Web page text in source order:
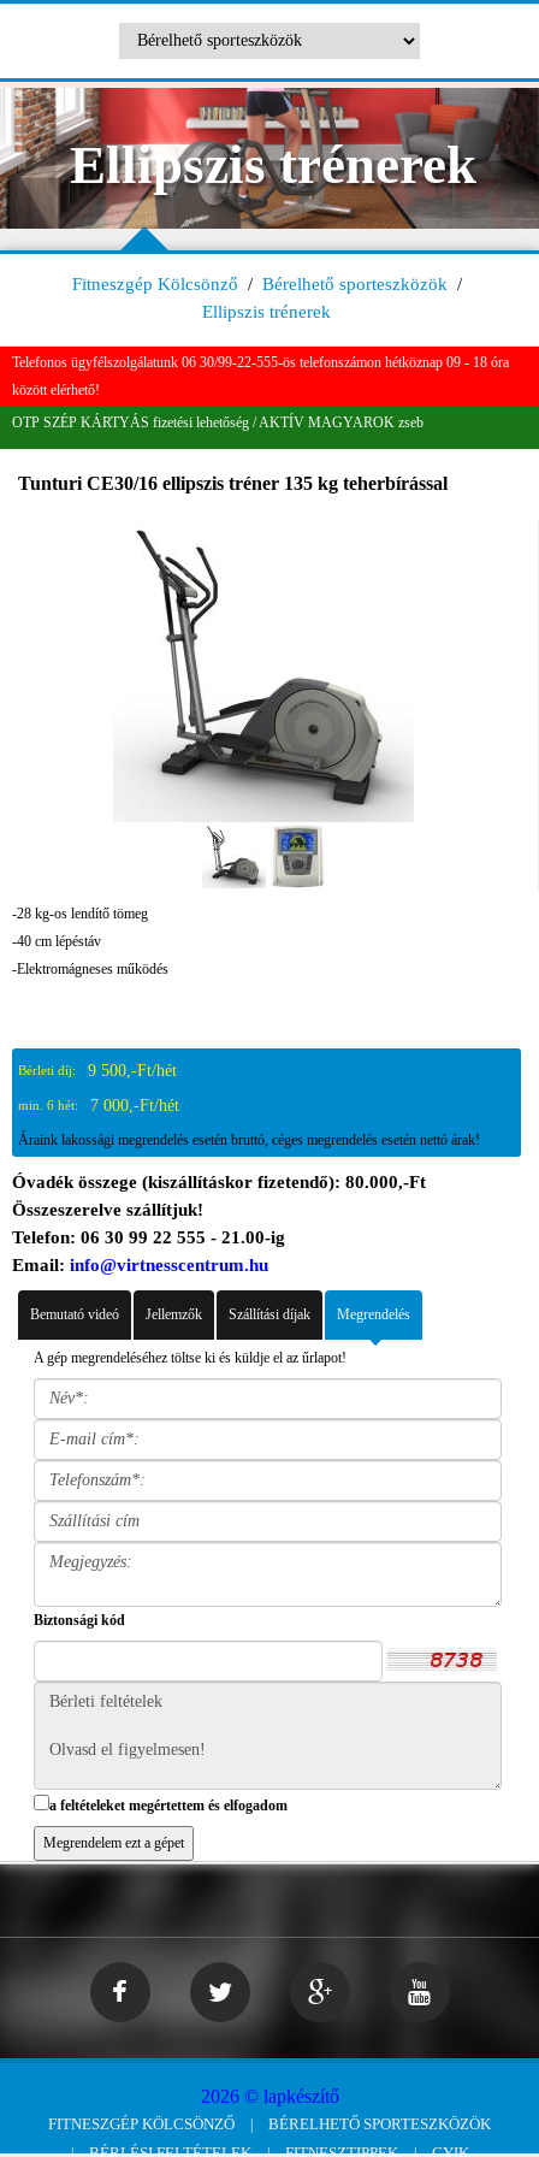
Ellipszis trénerek
Fitneszgép Kölcsönző / Bérelhető sporteszközök /
Ellipszis trénerek
Telefonos ügyfélszolgálatunk 06 30/99-22-555-ös telefonszámon hétköznap 09 - 18 óra
között elérhető!
OTP SZÉP KÁRTYÁS fizetési lehetőség / AKTÍV MAGYAROK zseb
Tunturi CE30/16 ellipszis tréner 135 kg teherbírással
-28 kg-os lendítő tömeg
-40 cm lépéstáv
-Elektromágneses működés
Bérleti díj: 9 500,-Ft/hét
min. 6 hét: 7 000,-Ft/hét
Áraink lakossági megrendelés esetén bruttó, céges megrendelés esetén nettó árak!
Óvadék összege (kiszállításkor fizetendő): 80.000,-Ft
Összeszerelve szállítjuk!
Telefon: 06 30 99 22 555 - 21.00-ig
Email: info@virtnesscentrum.hu
Bemutató videó Jellemzők Szállítási díjak Megrendelés
A gép megrendeléséhez töltse ki és küldje el az űrlapot!
Biztonsági kód
a feltételeket megértettem és elfogadom
2026 © lapkészítő
FITNESZGÉP KÖLCSÖNZŐ
BÉRELHETŐ SPORTESZKÖZÖK
BÉRLÉSI FELTÉTELEK
FITNESZTIPPEK GYIK